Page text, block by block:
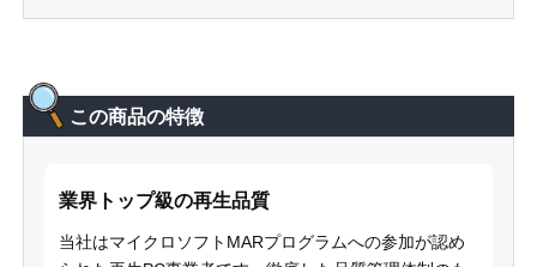
この商品の特徴
業界トップ級の再生品質
当社はマイクロソフトMARプログラムへの参加が認め